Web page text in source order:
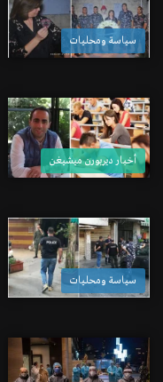
سياسة ومحليات
أخبار ديربورن ميشيغن
سياسة ومحليات